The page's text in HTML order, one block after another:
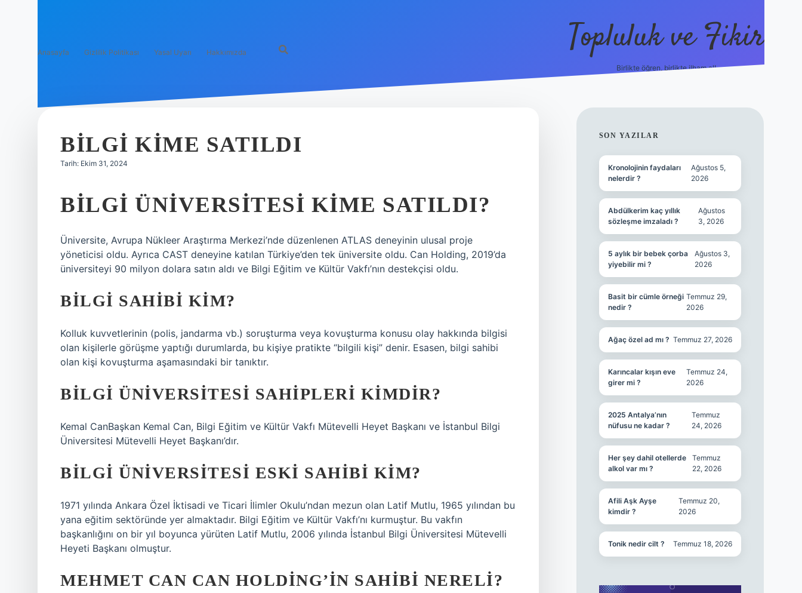
Anasayfa Gizlilik Politikası Yasal Uyarı Hakkımızda Topluluk ve Fikir
Birlikte öğren, birlikte ilham al!
BILGI KIME SATILDI
Tarih: Ekim 31, 2024
BILGI ÜNIVERSITESI KIME SATILDI?
Üniversite, Avrupa Nükleer Araştırma Merkezi’nde düzenlenen ATLAS deneyinin ulusal proje
yöneticisi oldu. Ayrıca CAST deneyine katılan Türkiye’den tek üniversite oldu. Can Holding, 2019’da
üniversiteyi 90 milyon dolara satın aldı ve Bilgi Eğitim ve Kültür Vakfı’nın destekçisi oldu.
BILGI SAHIBI KIM?
Kolluk kuvvetlerinin (polis, jandarma vb.) soruşturma veya kovuşturma konusu olay hakkında bilgisi
olan kişilerle görüşme yaptığı durumlarda, bu kişiye pratikte “bilgili kişi” denir. Esasen, bilgi sahibi
olan kişi kovuşturma aşamasındaki bir tanıktır.
BILGI ÜNIVERSITESI SAHIPLERI KIMDIR?
Kemal CanBaşkan Kemal Can, Bilgi Eğitim ve Kültür Vakfı Mütevelli Heyet Başkanı ve İstanbul Bilgi
Üniversitesi Mütevelli Heyet Başkanı’dır.
BILGI ÜNIVERSITESI ESKI SAHIBI KIM?
1971 yılında Ankara Özel İktisadi ve Ticari İlimler Okulu’ndan mezun olan Latif Mutlu, 1965 yılından bu
yana eğitim sektöründe yer almaktadır. Bilgi Eğitim ve Kültür Vakfı’nı kurmuştur. Bu vakfın
başkanlığını on bir yıl boyunca yürüten Latif Mutlu, 2006 yılında İstanbul Bilgi Üniversitesi Mütevelli
Heyeti Başkanı olmuştur.
MEHMET CAN CAN HOLDING’IN SAHIBI NERELI?
SIDEBAR
SON YAZILAR
Kronolojinin faydaları
nelerdir ?
Ağustos 5,
2026
Abdülkerim kaç yıllık
sözleşme imzaladı ?
Ağustos
3, 2026
5 aylık bir bebek çorba
yiyebilir mi ?
Ağustos 3,
2026
Basit bir cümle örneği
nedir ?
Temmuz 29,
2026
Ağaç özel ad mı ? Temmuz 27, 2026
Karıncalar kışın eve
girer mi ?
Temmuz 24,
2026
2025 Antalya’nın
nüfusu ne kadar ?
Temmuz
24, 2026
Her şey dahil otellerde
alkol var mı ?
Temmuz
22, 2026
Afili Aşk Ayşe
kimdir ?
Temmuz 20,
2026
Tonik nedir cilt ? Temmuz 18, 2026